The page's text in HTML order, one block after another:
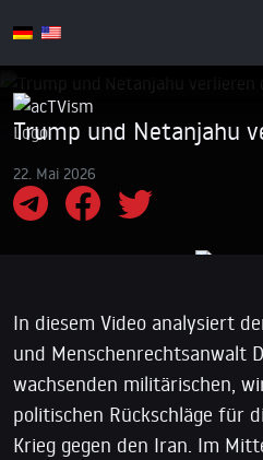
Trump und Netanjahu
22. Mai 2026
In diesem Video analysiert
und Menschenrechtsanwalt
wachsenden militärischen,
politischen Rückschläge für
Krieg gegen den Iran. Im